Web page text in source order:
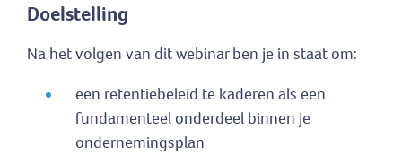
Doelstelling
Na het volgen van dit webinar ben je in staat om:
een retentiebeleid te kaderen als een
fundamenteel onderdeel binnen je
ondernemingsplan